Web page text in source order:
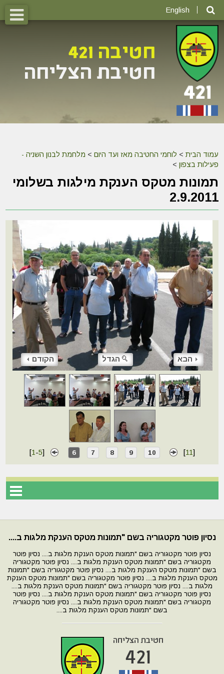
English
עמוד הבית > לוחמי החטיבה מאז ועד היום > מלחמת לבנון השניה -
פעילות בצפון >
תמונות מטקס הענקת מילגות בשלומי
2.9.2011
הקודם הגדל הבא
[1 -5] 6 7 8 9 10 [11]
נסיון פוטר מקטגוריה בשם "תמונות מטקס הענקת מלגות ב....
נסיון פוטר מקטגוריה בשם "תמונות מטקס הענקת מלגות ב.... נסיון פוטר
מקטגוריה בשם "תמונות מטקס הענקת מלגות ב.... נסיון פוטר מקטגוריה
בשם "תמונות מטקס הענקת מלגות ב.... נסיון פוטר מקטגוריה בשם "תמונות
מטקס הענקת מלגות ב.... נסיון פוטר מקטגוריה בשם "תמונות מטקס הענקת
מלגות ב.... נסיון פוטר מקטגוריה בשם "תמונות מטקס הענקת מלגות ב....
נסיון פוטר מקטגוריה בשם "תמונות מטקס הענקת מלגות ב.... נסיון פוטר
מקטגוריה בשם "תמונות מטקס הענקת מלגות ב.... נסיון פוטר מקטגוריה
בשם "תמונות מטקס הענקת מלגות ב....